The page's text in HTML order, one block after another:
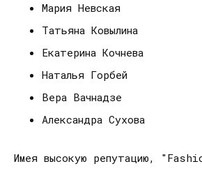
Мария Невская
Татьяна Ковылина
Екатерина Кочнева
Наталья Горбей
Вера Вачнадзе
Александра Сухова
Имея высокую репутацию,